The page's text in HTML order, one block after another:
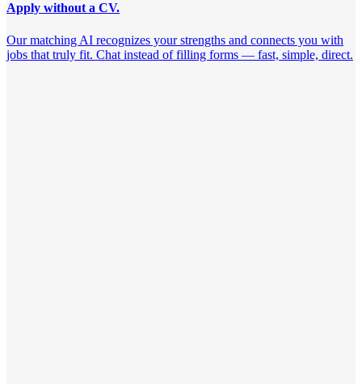
Apply without a CV.
Our matching AI recognizes your strengths and connects you with
jobs that truly fit. Chat instead of filling forms — fast, simple, direct.